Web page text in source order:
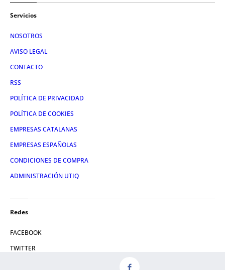
Servicios
NOSOTROS
AVISO LEGAL
CONTACTO
RSS
POLÍTICA DE PRIVACIDAD
POLÍTICA DE COOKIES
EMPRESAS CATALANAS
EMPRESAS ESPAÑOLAS
CONDICIONES DE COMPRA
ADMINISTRACIÓN UTIQ
Redes
FACEBOOK
TWITTER